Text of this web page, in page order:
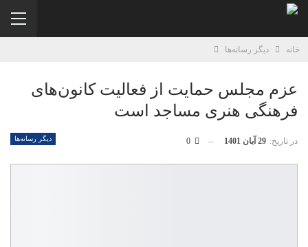
خانه دیگر رسانه‌‌ها
عزم مجلس حمایت از فعالیت کانون‌های
فرهنگی هنری مساجد است
دیگر رسانه‌‌ها در تاریخ: 29 آبان 1401